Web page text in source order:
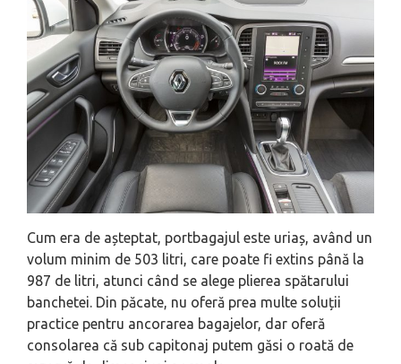
Cum era de așteptat, portbagajul este uriaș, având un
volum minim de 503 litri, care poate fi extins până la
987 de litri, atunci când se alege plierea spătarului
banchetei. Din păcate, nu oferă prea multe soluții
practice pentru ancorarea bagajelor, dar oferă
consolarea că sub capitonaj putem găsi o roată de